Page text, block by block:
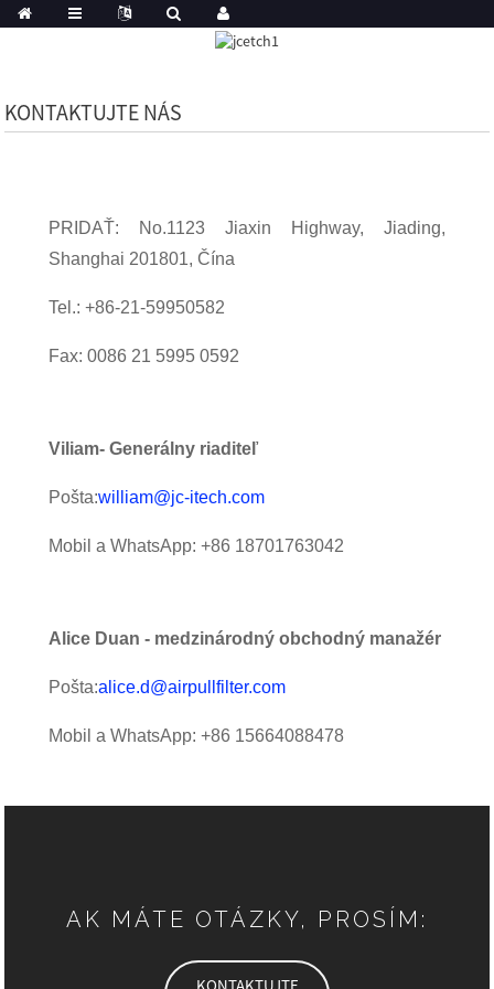
KONTAKTUJTE NÁS
PRIDAŤ: No.1123 Jiaxin Highway, Jiading,
Shanghai 201801, Čína
Tel.: +86-21-59950582
Fax: 0086 21 5995 0592
Viliam- Generálny riaditeľ
Pošta:william@jc-itech.com
Mobil a WhatsApp: +86 18701763042
A lice Duan - medzinárodný obchodný manažér
Pošta:alice.d@airpullfilter.com
Mobil a WhatsApp: +86 15664088478
AK MÁTE OTÁZKY, PROSÍM: